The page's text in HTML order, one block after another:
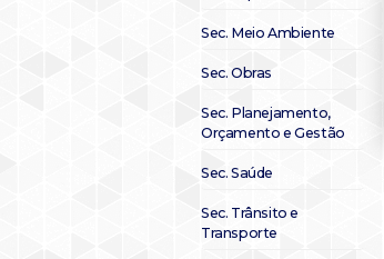
Sec. Meio Ambiente
Sec. Obras
Sec. Planejamento,
Orçamento e Gestão
Sec. Saúde
Sec. Trânsito e
Transporte